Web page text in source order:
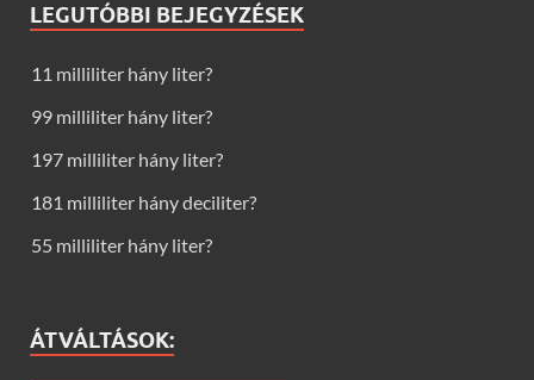
LEGUTÓBBI BEJEGYZÉSEK
11 milliliter hány liter?
99 milliliter hány liter?
197 milliliter hány liter?
181 milliliter hány deciliter?
55 milliliter hány liter?
ÁTVÁLTÁSOK: